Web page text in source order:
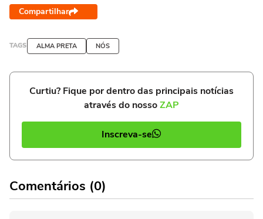
Compartilhar
TAGS ALMA PRETA NÓS
Curtiu? Fique por dentro das principais notícias
através do nossoZAP
Inscreva-se
Comentários (0)